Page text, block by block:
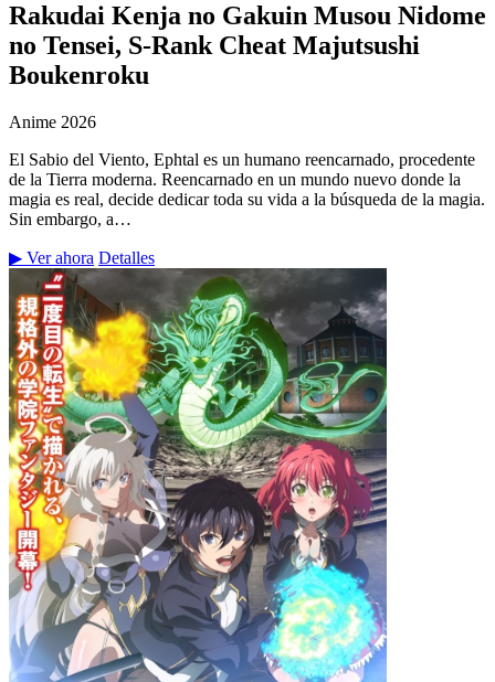
Rakudai Kenja no Gakuin Musou Nidome
no Tensei, S-Rank Cheat Majutsushi
Boukenroku
Anime 2026
El Sabio del Viento, Ephtal es un humano reencarnado, procedente
de la Tierra moderna. Reencarnado en un mundo nuevo donde la
magia es real, decide dedicar toda su vida a la búsqueda de la magia.
Sin embargo, a…
▶ Ver ahora Detalles